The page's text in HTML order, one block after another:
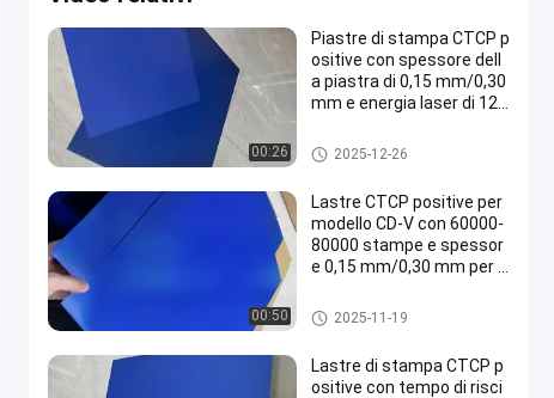
00:26
Piastre di stampa CTCP p
ositive con spessore dell
a piastra di 0,15 mm/0,30
mm e energia laser di 120
80000 stampe
Clichè di CTCP
2025-12-26
00:50
Lastre CTCP positive per
modello CD-V con 60000-
80000 stampe e spessor
e 0,15 mm/0,30 mm per s
Clichè di CTCP
2025-11-19
Lastre di stampa CTCP p
ositive con tempo di risci